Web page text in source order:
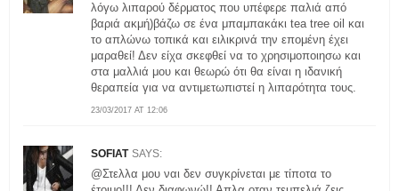
23/03/2017 AT 12:06
λόγω λιπαρού δέρματος που υπέφερε παλιά από
βαριά ακμή)βάζω σε ένα μπαμπακάκι tea tree oil και
το απλώνω τοπικά και ειλικρινά την επομένη έχει
μαραθεί! Δεν είχα σκεφθεί να το χρησιμοποιησω και
στα μαλλιά μου και θεωρώ ότι θα είναι η ιδανική
θεραπεία για να αντιμετωπιστεί η λιπαρότητα τους.
SOFIAT SAYS:
@Στελλα μου ναι δεν συγκρίνεται με τίποτα το